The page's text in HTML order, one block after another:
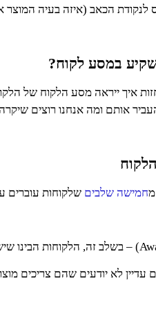
לנקודת הכאב (איזה בעיה
במסע לקוח?
איך ייראה מסע הלקוח של
אותם ומה אנחנו רוצים
חמישה שלבים שלקוחות עוברים
עדיין לא יודעים שהם צריכים